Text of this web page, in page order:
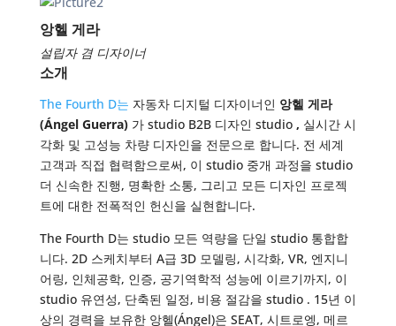
앙헬 게라
설립자 겸 디자이너
소개
The Fourth D는 자동차 디지털 디자이너인 앙헬 게라
(Ángel Guerra)가 studio B2B 디자인 studio , 실시간 시
각화 및 고성능 차량 디자인을 전문으로 합니다. 전 세계
고객과 직접 협력함으로써, 이 studio 중개 과정을 studio
더 신속한 진행, 명확한 소통, 그리고 모든 디자인 프로젝
트에 대한 전폭적인 헌신을 실현합니다.
The Fourth D는 studio 모든 역량을 단일 studio 통합합
니다. 2D 스케치부터 A급 3D 모델링, 시각화, VR, 엔지니
어링, 인체공학, 인증, 공기역학적 성능에 이르기까지, 이
studio 유연성, 단축된 일정, 비용 절감을 studio . 15년 이
상의 경력을 보유한 앙헬(Ángel)은 SEAT, 시트로엥, 메르